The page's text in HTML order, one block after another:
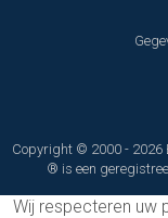
Copyright © 2000 - 2026
® is een
Wij respecteren uw